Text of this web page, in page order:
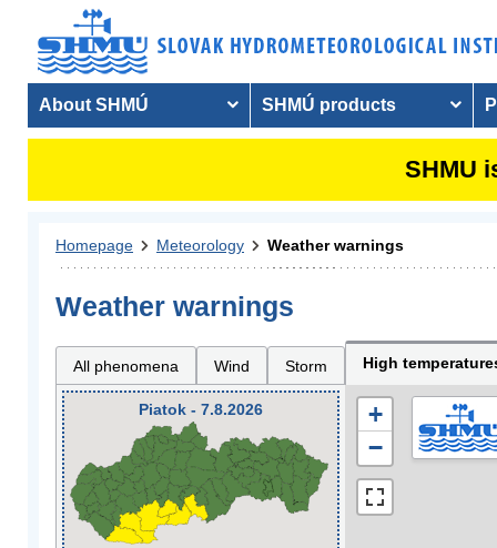
About SHMÚ SHMÚ products
SHMU
Homepage Meteorology Weather warnings
Weather warnings
All phenomena Wind Storm High
Piatok - 7.8.2026
+
−